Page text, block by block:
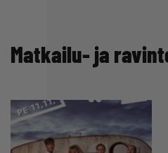
Matkailu- ja